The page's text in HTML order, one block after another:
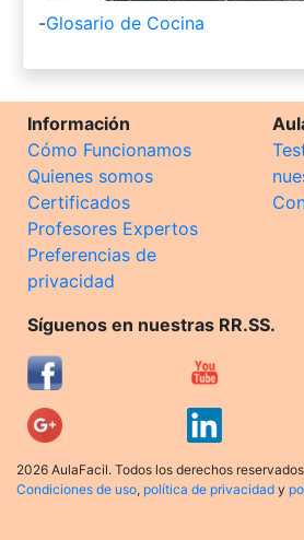
-Glosario de Cocina
Información
Cómo Funcionamos
Quienes somos
Certificados
Profesores Expertos
Preferencias de
privacidad
Síguenos en nuestras RR.SS.
2026 AulaFacil. Todos los derechos
Condiciones de uso, política de privacidad y